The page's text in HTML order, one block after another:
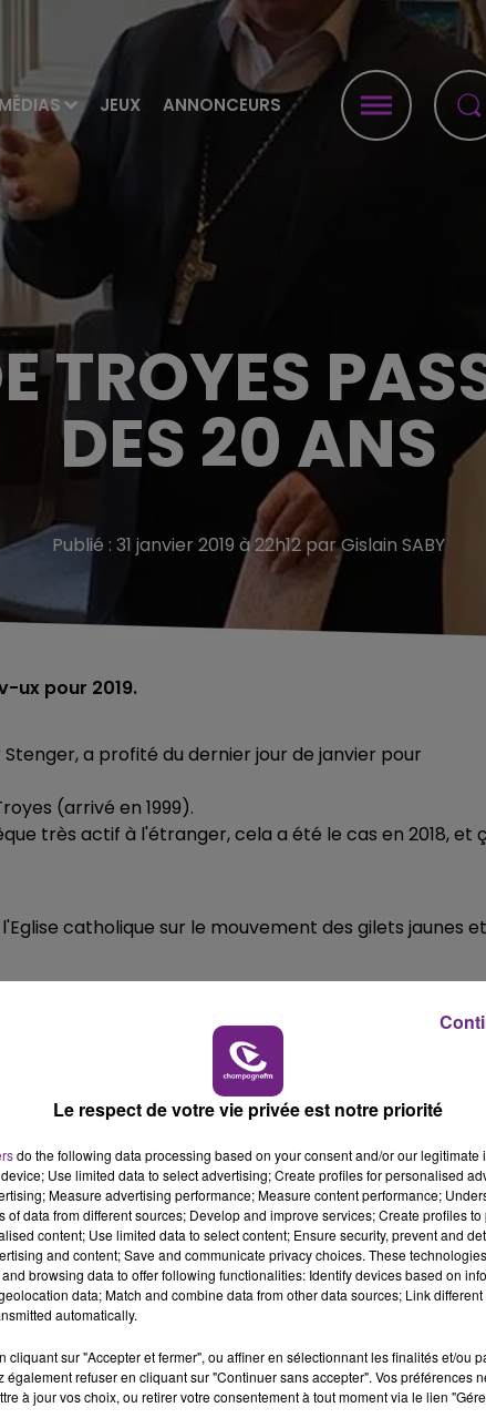
MÉDIAS JEUX ANNONCEURS
14h00 - 15h00
LA RADIO POP
TROYES
DES 20 ANS
Publié : 31 janvier 2019 à 22h12 par Gislain SABY
ux pour 2019.
a profité du dernier jour de janvier pour
(arrivé en 1999).
très actif à l'étranger, cela a été le cas en 2018, et
catholique sur le mouvement des gilets jaunes
sur les problèmes de sociétés.
ses fonctions dans deux ans et demi.
LE MAGASIN JOUÉCLUB DE REIMS FERME
SES PORTES
Le respect de votre vie privée est notre priorité
do the following data processing based on your consent and/or our legitimate
Use limited data to select advertising; Create profiles for personalised
Measure advertising performance; Measure content performance;
of data from different sources; Develop and improve services; Create profiles
content; Use limited data to select content; Ensure security, prevent and
and content; Save and communicate privacy choices. These
browsing data to offer following functionalities: Identify devices based on
data; Match and combine data from other data sources; Link
automatically.
cliquant sur "Accepter et fermer", ou affiner en sélectionnant les finalités et/ou
également refuser en cliquant sur "Continuer sans accepter". Vos préférences
à jour vos choix, ou retirer votre consentement à tout moment via le lien